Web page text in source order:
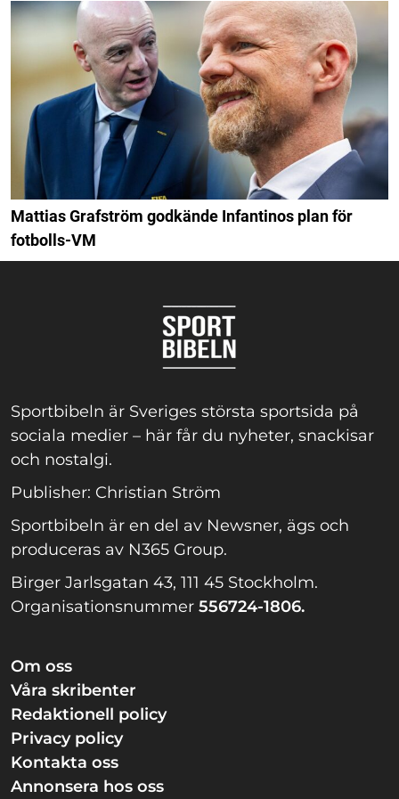
Mattias Grafström godkände Infantinos plan för
fotbolls-VM
Sportbibeln är Sveriges största sportsida på
sociala medier – här får du nyheter, snackisar
och nostalgi.
Publisher: Christian Ström
Sportbibeln är en del av Newsner, ägs och
produceras av N365 Group.
Birger Jarlsgatan 43, 111 45 Stockholm.
Organisationsnummer 556724-1806.
Om oss
Våra skribenter
Redaktionell policy
Privacy policy
Kontakta oss
Annonsera hos oss